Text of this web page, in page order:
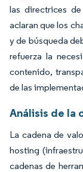
las directrices
aclaran que los
y de búsqueda
refuerza la
contenido,
de las
Análisis de la
La cadena de
hosting
cadenas de